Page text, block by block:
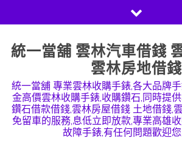
to
content
統一當舖 雲林汽車借錢
雲林房地借錢
統一當舖 專業雲林收購手錶,各大品牌
金高價雲林收購手錶,收購鑽石,同時提
鑽石借款借錢,雲林房屋借錢 土地借錢,
免留車的服務,息低立即放款,專業高雄
故障手錶,有任何問題歡迎